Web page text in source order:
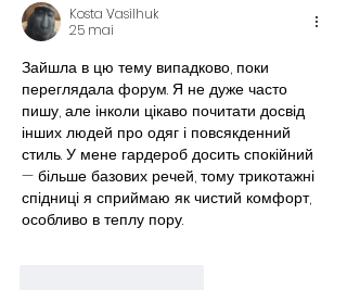
Kosta Vasilhuk
25 mai
Зайшла в цю тему випадково, поки
переглядала форум. Я не дуже часто
пишу, але інколи цікаво почитати досвід
інших людей про одяг і повсякденний
стиль. У мене гардероб досить спокійний
— більше базових речей, тому трикотажні
спідниці я сприймаю як чистий комфорт,
особливо в теплу пору.